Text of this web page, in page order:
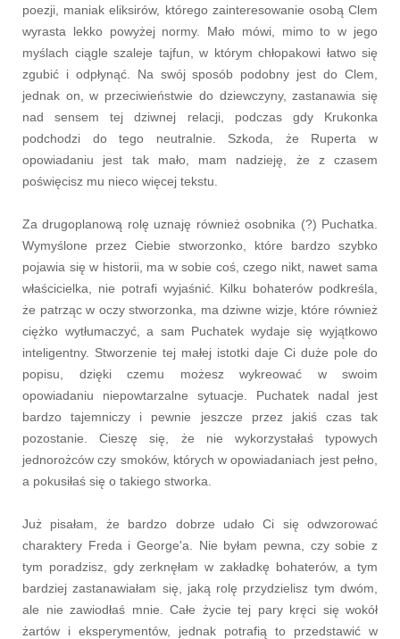
poezji, maniak eliksirów, którego zainteresowanie osobą Clem
wyrasta lekko powyżej normy. Mało mówi, mimo to w jego
myślach ciągle szaleje tajfun, w którym chłopakowi łatwo się
zgubić i odpłynąć. Na swój sposób podobny jest do Clem,
jednak on, w przeciwieństwie do dziewczyny, zastanawia się
nad sensem tej dziwnej relacji, podczas gdy Krukonka
podchodzi do tego neutralnie. Szkoda, że Ruperta w
opowiadaniu jest tak mało, mam nadzieję, że z czasem
poświęcisz mu nieco więcej tekstu.
Za drugoplanową rolę uznaję również osobnika (?) Puchatka.
Wymyślone przez Ciebie stworzonko, które bardzo szybko
pojawia się w historii, ma w sobie coś, czego nikt, nawet sama
właścicielka, nie potrafi wyjaśnić. Kilku bohaterów podkreśla,
że patrząc w oczy stworzonka, ma dziwne wizje, które również
ciężko wytłumaczyć, a sam Puchatek wydaje się wyjątkowo
inteligentny. Stworzenie tej małej istotki daje Ci duże pole do
popisu, dzięki czemu możesz wykreować w swoim
opowiadaniu niepowtarzalne sytuacje. Puchatek nadal jest
bardzo tajemniczy i pewnie jeszcze przez jakiś czas tak
pozostanie. Cieszę się, że nie wykorzystałaś typowych
jednorożców czy smoków, których w opowiadaniach jest pełno,
a pokusiłaś się o takiego stworka.
Już pisałam, że bardzo dobrze udało Ci się odwzorować
charaktery Freda i George'a. Nie byłam pewna, czy sobie z
tym poradzisz, gdy zerknęłam w zakładkę bohaterów, a tym
bardziej zastanawiałam się, jaką rolę przydzielisz tym dwóm,
ale nie zawiodłaś mnie. Całe życie tej pary kręci się wokół
żartów i eksperymentów, jednak
potrafią to przedstawić w